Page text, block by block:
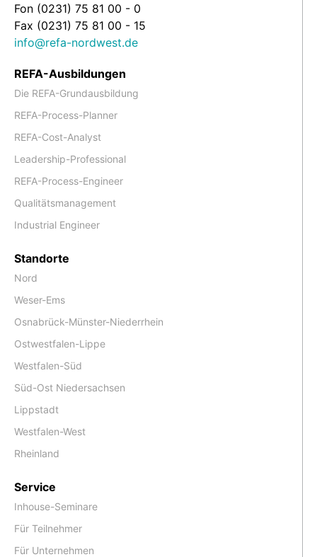
Fon (0231) 75 81 00 - 0
Fax (0231) 75 81 00 - 15
info@refa-nordwest.de
REFA-Ausbildungen
Die REFA-Grundausbildung
REFA-Process-Planner
REFA-Cost-Analyst
Leadership-Professional
REFA-Process-Engineer
Qualitätsmanagement
Industrial Engineer
Standorte
Nord
Weser-Ems
Osnabrück-Münster-Niederrhein
Ostwestfalen-Lippe
Westfalen-Süd
Süd-Ost Niedersachsen
Lippstadt
Westfalen-West
Rheinland
Service
Inhouse-Seminare
Für Teilnehmer
Für Unternehmen